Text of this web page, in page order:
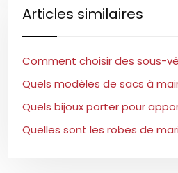
Articles similaires
Comment choisir des sous-
Quels modèles de sacs à
Quels bijoux porter pour
Quelles sont les robes de